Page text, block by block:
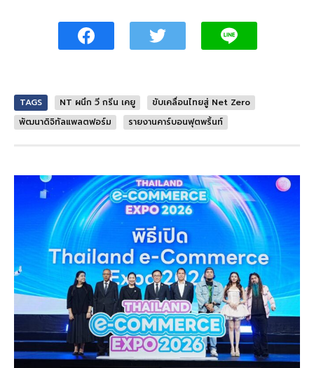
TAGS NT ผนึก วี กรีน เคยู
ขับเคลื่อนไทยสู่ Net Zero
พัฒนาดิจิทัลแพลตฟอร์ม
รายงานคาร์บอนฟุตพริ้นท์